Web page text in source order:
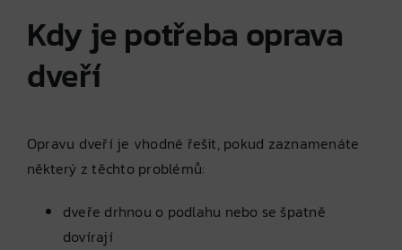
Kdy je potřeba oprava
dveří
Opravu dveří je vhodné řešit, pokud zaznamenáte
některý z těchto problémů:
dveře drhnou o podlahu nebo se špatně
dovírají